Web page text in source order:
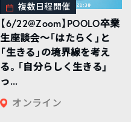
複数日程開催
【6/22@Zoom】POOLO卒業
生座談会〜「はたらく」と
「生きる」の境界線を考え
る。「自分らしく生きる」
っ...
オンライン